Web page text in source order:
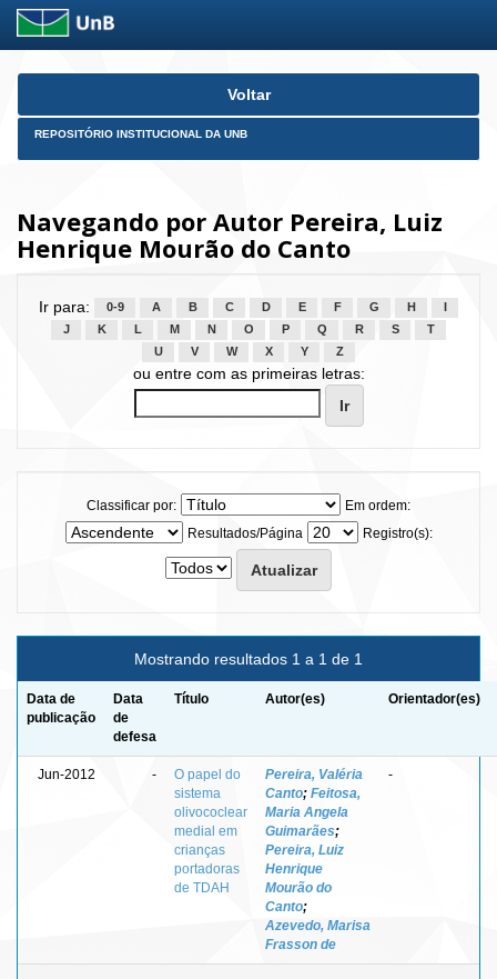
Skip
Voltar
REPOSITÓRIO INSTITUCIONAL DA UNB
Navegando por Autor Pereira, Luiz
Henrique Mourão do Canto
Ir para: 0-9 A B C D E F G H
J
K L M N O P Q R S
T
U
V W X Y Z
ou entre com as primeiras letras:
Classificar por:
Em ordem:
Resultados/Página
Registro(s):
Mostrando resultados 1 a 1 de 1
Data de
publicação
Data
de
defesa
Título Autor(es) Orientador(es)
Jun-2012 -
O papel do
sistema
olivococlear
medial em
crianças
portadoras
de TDAH
Pereira, Valéria
Canto; Feitosa,
Maria Angela
Guimarães;
Pereira, Luiz
Henrique
Mourão do
Canto;
Azevedo, Marisa
Frasson de
-